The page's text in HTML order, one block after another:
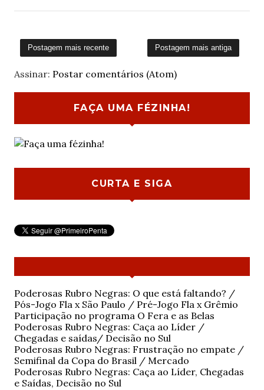
Postagem mais recente Postagem mais antiga
Assinar: Postar comentários (Atom)
FAÇA UMA FÉZINHA!
CURTA E SIGA
Poderosas Rubro Negras: O que está faltando? /
Pós-Jogo Fla x São Paulo / Pré-Jogo Fla x Grêmio
Participação no programa O Fera e as Belas
Poderosas Rubro Negras: Caça ao Líder /
Chegadas e saídas/ Decisão no Sul
Poderosas Rubro Negras: Frustração no empate /
Semifinal da Copa do Brasil / Mercado
Poderosas Rubro Negras: Caça ao Líder, Chegadas
e Saídas, Decisão no Sul